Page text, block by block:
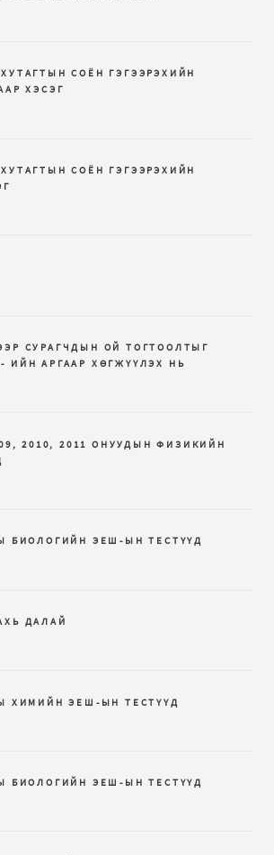
СОЁН ГЭГЭЭРЭХИЙН
ХЭСЭГ
СОЁН ГЭГЭЭРЭХИЙН
СУРАГЧДЫН ОЙ ТОГТООЛТЫГ
ИЙН АРГААР ХӨГЖҮҮЛЭХ НЬ
2010, 2011 ОНУУДЫН ФИЗИКИЙН
БИОЛОГИЙН ЭЕШ-ЫН ТЕСТҮҮД
ДАЛАЙ
ХИМИЙН ЭЕШ-ЫН ТЕСТҮҮД
БИОЛОГИЙН ЭЕШ-ЫН ТЕСТҮҮД